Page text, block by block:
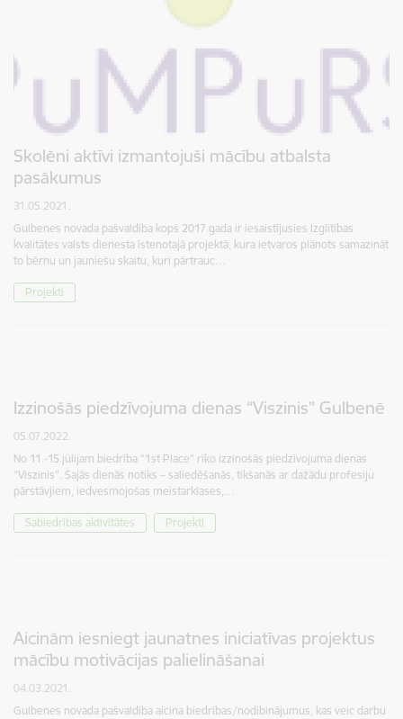
Skolēni aktīvi izmantojuši mācību atbalsta
pasākumus
31.05.2021.
Gulbenes novada pašvaldība kopš 2017.gada ir iesaistījusies Izglītības
kvalitātes valsts dienesta īstenotajā projektā, kura ietvaros plānots samazināt
to bērnu un jauniešu skaitu, kuri pārtrauc…
Projekti
Izzinošās piedzīvojuma dienas “Viszinis” Gulbenē
05.07.2022.
No 11.-15.jūlijam biedrība “1st Place” rīko izzinošās piedzīvojuma dienas
“Viszinis”. Šajās dienās notiks – saliedēšanās, tikšanās ar dažādu profesiju
pārstāvjiem, iedvesmojošas meistarklases,…
Sabiedrības aktivitātes Projekti
Aicinām iesniegt jaunatnes iniciatīvas projektus
mācību motivācijas palielināšanai
04.03.2021.
Gulbenes novada pašvaldība aicina biedrības/nodibinājumus, kas veic darbu